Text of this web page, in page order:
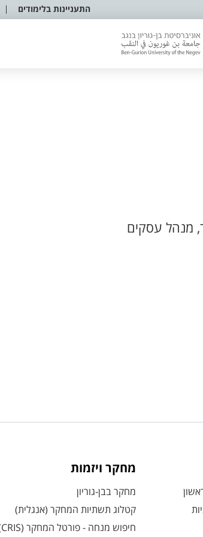
התעניינות בלימודים
מנהל עסקים
מחקר ויזמות
מחקר בבן-גוריון
קטלוג תשתיות המחקר (אנגלית)
חיפוש מנחה - פורטל המחקר (CRIS)